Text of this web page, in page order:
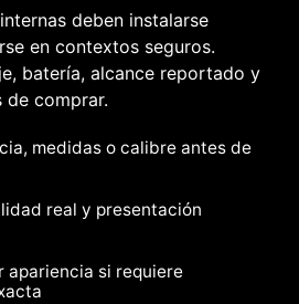
deben instalarse
en contextos seguros.
batería, alcance reportado y
comprar.
medidas o calibre antes de
real y presentación
apariencia si requiere